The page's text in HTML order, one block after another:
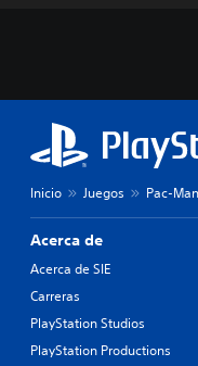
Inicio Juegos Pac-
Acerca de
Acerca de SIE
Carreras
PlayStation Studios
PlayStation Productions